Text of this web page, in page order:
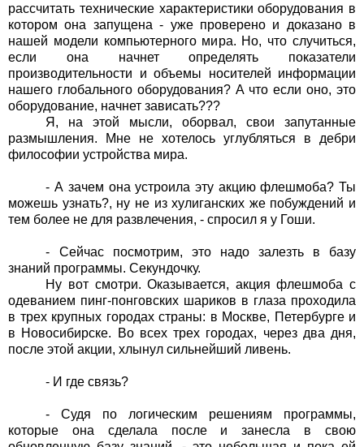
рассчитать технические характеристики оборудования в
котором она запущена - уже проверено и доказано в
нашей модели компьютерного мира. Но, что случиться,
если она начнет определять показатели
производительности и объемы носителей информации
нашего глобального оборудования? А что если оно, это
оборудование, начнет зависать???
Я, на этой мысли, оборвал, свои запутанные
размышления. Мне не хотелось углубляться в дебри
философии устройства мира.
- А зачем она устроила эту акцию флешмоба? Ты
можешь узнать?, ну не из хулиганских же побуждений и
тем более не для развлечения, - спросил я у Гоши.
- Сейчас посмотрим, это надо залезть в базу
знаний программы. Секундочку.
Ну вот смотри. Оказывается, акция флешмоба с
одеванием пинг-понговских шариков в глаза проходила
в трех крупных городах страны: в Москве, Петербурге и
в Новосибирске. Во всех трех городах, через два дня,
после этой акции, хлынул сильнейший ливень.
- И где связь?
- Судя по логическим решениям программы,
которые она сделала после и занесла в свою